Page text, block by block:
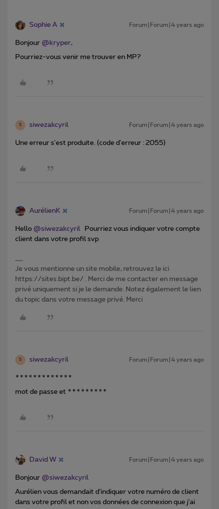
Sophie A Forum|Forum|4 years ago
Bonjour @kryper,
Pourriez-vous venir me trouver en MP?
S siwezakcyril Forum|Forum|4 years ago
Une erreur s'est produite. (code d'erreur : 2055)
AurélienK Forum|Forum|4 years ago
Hello @siwezakcyril Pourriez vous indiquer votre compte
client dans votre profil svp
Je vous mentionne un site mobile, retrouvez le ici
https://sites.bipt.be/ . Merci de me contacter en message
privé uniquement si je le demande. Notez également le lien
du topic dans votre message privé. Merci
S siwezakcyril Forum|Forum|4 years ago
*************
mot de passe et *********
David W Forum|Forum|4 years ago
Bonjour @siwezakcyril
Aurélien vous demandait d’indiquer votre numéro de client
dans votre profil et non vos données de connexion que j’ai